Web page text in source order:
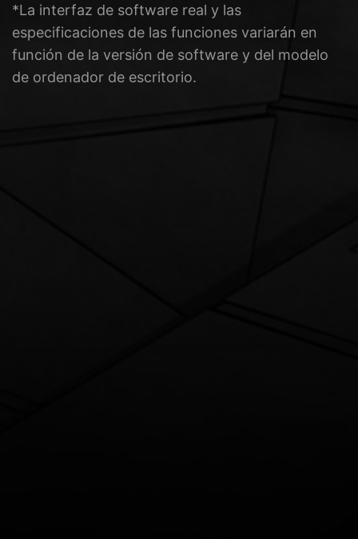
*La interfaz de software real y las
especificaciones de las funciones variarán en
función de la versión de software y del modelo
de ordenador de escritorio.